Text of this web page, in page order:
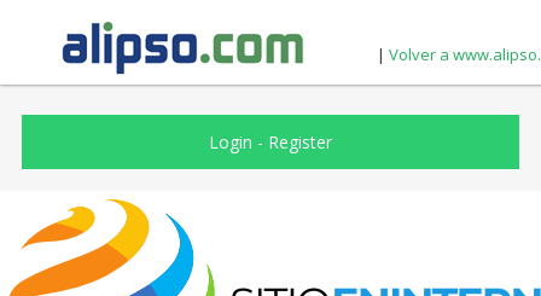
| Volver a
Login - Register